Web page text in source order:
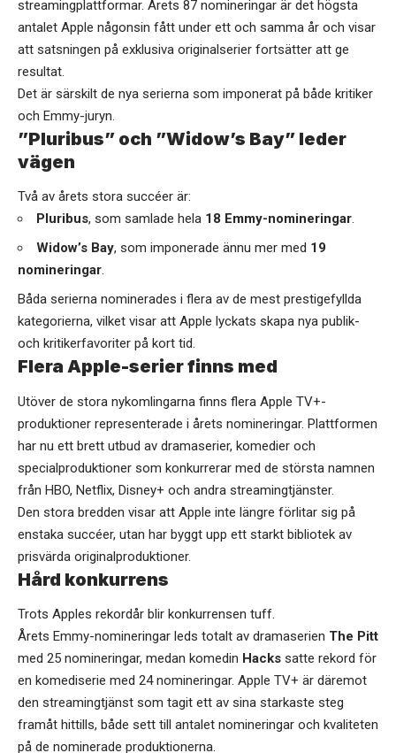
streamingplattformar. Årets 87 nomineringar är det högsta
antalet Apple någonsin fått under ett och samma år och visar
att satsningen på exklusiva originalserier fortsätter att ge
resultat.
Det är särskilt de nya serierna som imponerat på både kritiker
och Emmy-juryn.
”Pluribus” och ”Widow’s Bay” leder
vägen
Två av årets stora succéer är:
Pluribus, som samlade hela 18 Emmy-nomineringar.
Widow’s Bay, som imponerade ännu mer med 19
nomineringar.
Båda serierna nominerades i flera av de mest prestigefyllda
kategorierna, vilket visar att Apple lyckats skapa nya publik-
och kritikerfavoriter på kort tid.
Flera Apple-serier finns med
Utöver de stora nykomlingarna finns flera Apple TV+-
produktioner representerade i årets nomineringar. Plattformen
har nu ett brett utbud av dramaserier, komedier och
specialproduktioner som konkurrerar med de största namnen
från HBO, Netflix, Disney+ och andra streamingtjänster.
Den stora bredden visar att Apple inte längre förlitar sig på
enstaka succéer, utan har byggt upp ett starkt bibliotek av
prisvärda originalproduktioner.
Hård konkurrens
Trots Apples rekordår blir konkurrensen tuff.
Årets Emmy-nomineringar leds totalt av dramaserien The Pitt
med 25 nomineringar, medan komedin Hacks satte rekord för
en komediserie med 24 nomineringar. Apple TV+ är däremot
den streamingtjänst som tagit ett av sina starkaste steg
framåt hittills, både sett till antalet nomineringar och kvaliteten
på de nominerade produktionerna.